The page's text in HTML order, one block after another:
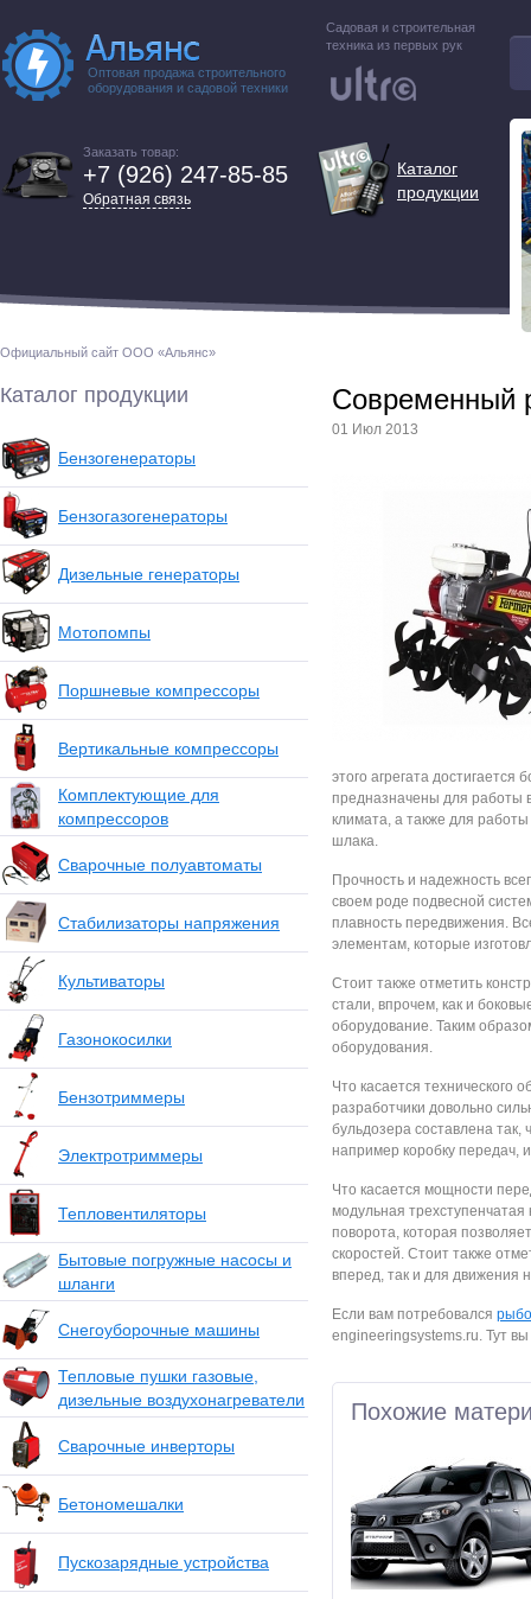
Оптовая продажа строительного
оборудования и садовой техники
Садовая и строительная
техника из первых рук
Заказать товар:
+7 (926) 247-85-85
Обратная связь
Каталог
продукции
Официальный сайт ООО «Альянс»
Каталог продукции
Бензогенераторы
Бензогазогенераторы
Дизельные генераторы
Мотопомпы
Поршневые компрессоры
Вертикальные компрессоры
Комплектующие для
компрессоров
Сварочные полуавтоматы
Стабилизаторы напряжения
Культиваторы
Газонокосилки
Бензотриммеры
Электротриммеры
Тепловентиляторы
Бытовые погружные насосы и
шланги
Снегоуборочные машины
Тепловые пушки газовые,
дизельные воздухонагреватели
Сварочные инверторы
Бетономешалки
Пускозарядные устройства
Современный
01 Июл 2013
этого агрегата
предназначены для работы
климата, а также для
шлака.
Прочность и надежность
своем роде подвесной
плавность передвижения.
элементам, которые
Стоит также отметить
стали, впрочем, как и
оборудование. Таким
оборудования.
Что касается технического
разработчики довольно
бульдозера составлена
например коробку передач,
Что касается мощности
модульная
поворота, которая
скоростей. Стоит также
вперед, так и для движения
Если вам потребовался
engineeringsystems.ru. Тут
Похожие